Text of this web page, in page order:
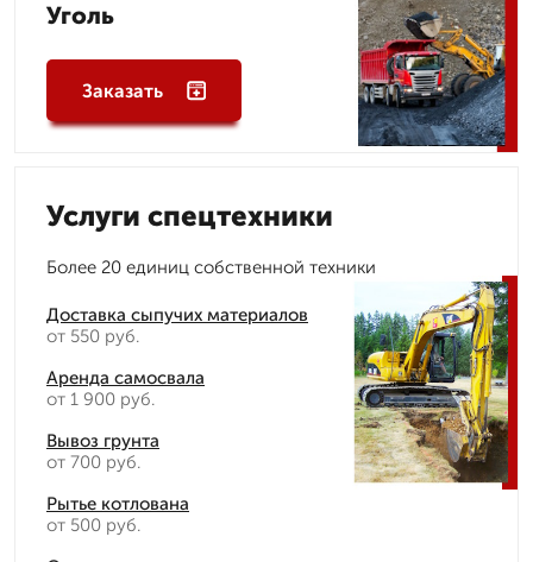
Уголь
Заказать
Услуги спецтехники
Более 20 единиц собственной техники
Доставка сыпучих материалов
от 550 руб.
Аренда самосвала
от 1 900 руб.
Вывоз грунта
от 700 руб.
Рытье котлована
от 500 руб.